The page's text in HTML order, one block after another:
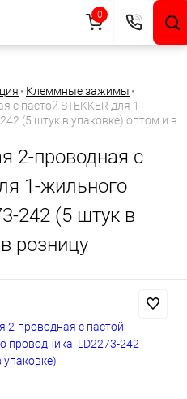
• Клеммные зажимы •
пастой STEKKER для 1-
(5 штук в упаковке) оптом и в
2-проводная с
1-жильного
242 (5 штук в
розницу
0